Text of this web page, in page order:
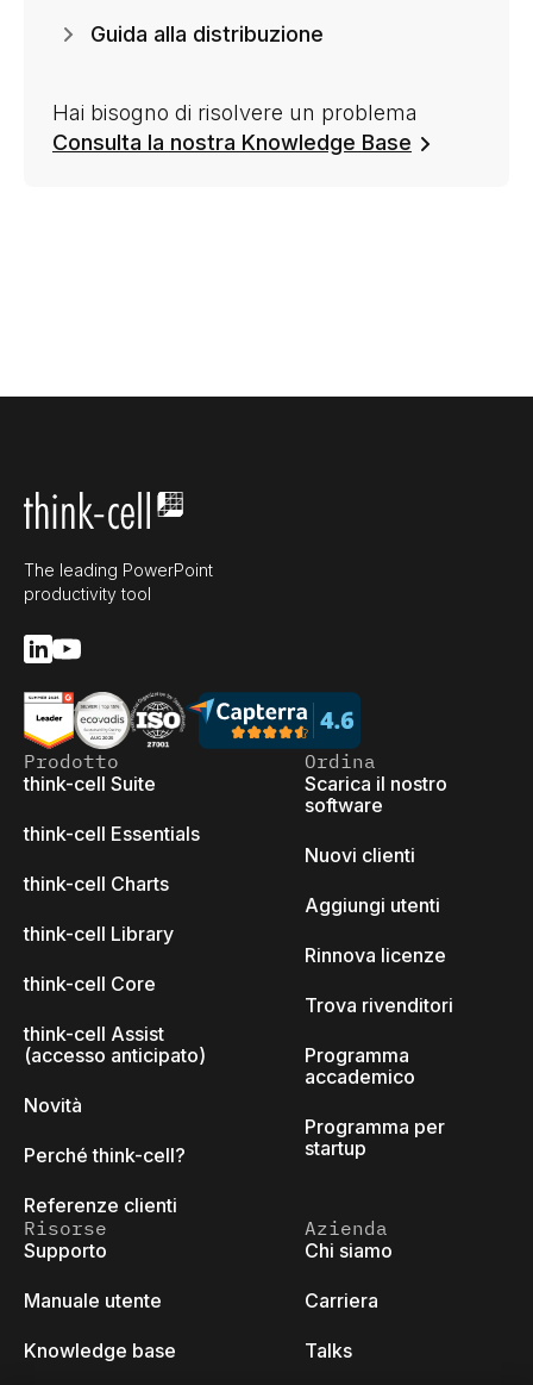
Guida alla distribuzione
Hai bisogno di risolvere un problema
Consulta la nostra Knowledge Base
The leading PowerPoint
productivity tool
Prodotto
think-cell Suite
think-cell Essentials
think-cell Charts
think-cell Library
think-cell Core
think-cell Assist
(accesso anticipato)
Novità
Perché think-cell?
Referenze clienti
Ordina
Scarica il nostro
software
Nuovi clienti
Aggiungi utenti
Rinnova licenze
Trova rivenditori
Programma
accademico
Programma per
startup
Risorse
Supporto
Manuale utente
Knowledge base
Azienda
Chi siamo
Carriera
Talks